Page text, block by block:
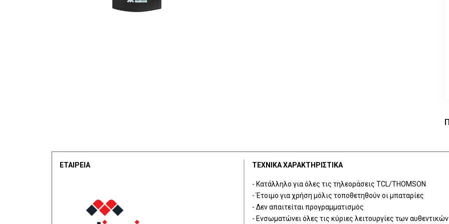
ΕΤΑΙΡΕΙΑ ΤΕΧΝΙΚΑ ΧΑΡΑΚΤΗΡΙΣΤΙΚΑ
- Κατάλληλο για όλες τις τηλεοράσεις TCL/THOMSON
- Έτοιμο για χρήση μόλις τοποθετηθούν οι μπαταρίες
- Δεν απαιτείται προγραμματισμός
- Ενσωματώνει όλες τις κύριες λειτουργίες των